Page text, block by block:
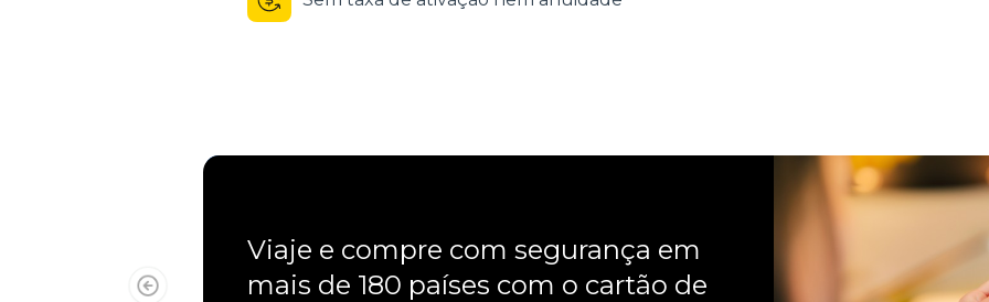
Viaje e compre com segurança em
mais de 180 países com o cartão de